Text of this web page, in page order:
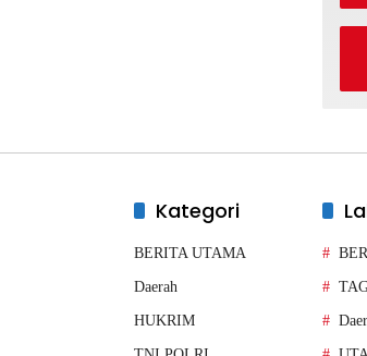
Kategori
BERITA UTAMA
Daerah
HUKRIM